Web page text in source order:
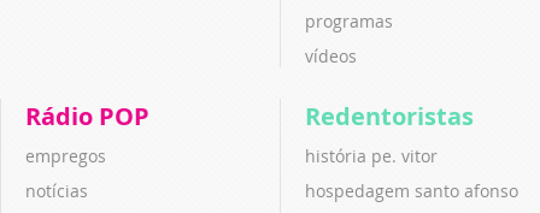
programas
vídeos
Rádio POP
empregos
notícias
Redentoristas
história pe. vitor
hospedagem santo afonso